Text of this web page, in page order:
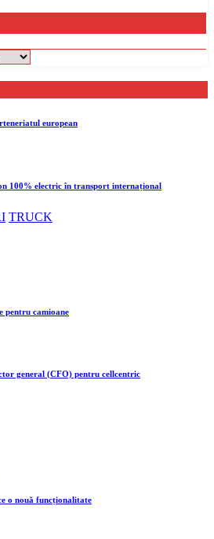
european
100% electric în transport internațional
TRUCK
pentru camioane
general (CFO) pentru cellcentric
o nouă funcționalitate